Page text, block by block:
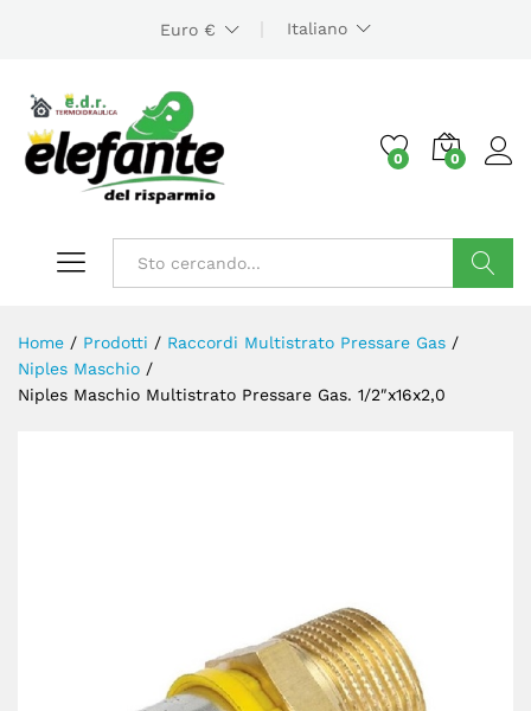
Euro € Italiano
0 0
Home / Prodotti / Raccordi Multistrato Pressare Gas /
Niples Maschio /
Niples Maschio Multistrato Pressare Gas. 1/2″x16x2,0